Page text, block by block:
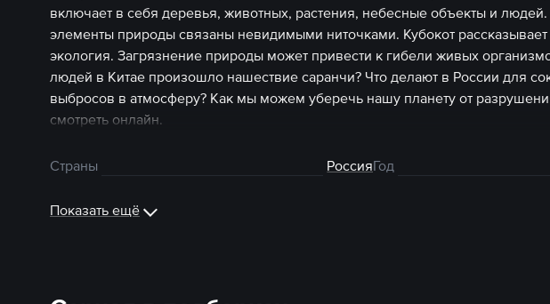
включает в себя деревья, животных, растения, небесные объекты и людей.
элементы природы связаны невидимыми ниточками. Кубокот рассказывает
экология. Загрязнение природы может привести к гибели живых
людей в Китае произошло нашествие саранчи? Что делают в России для
выбросов в атмосферу? Как мы можем уберечь нашу планету от
смотреть онлайн.
Страны РоссияГод
Показать ещё